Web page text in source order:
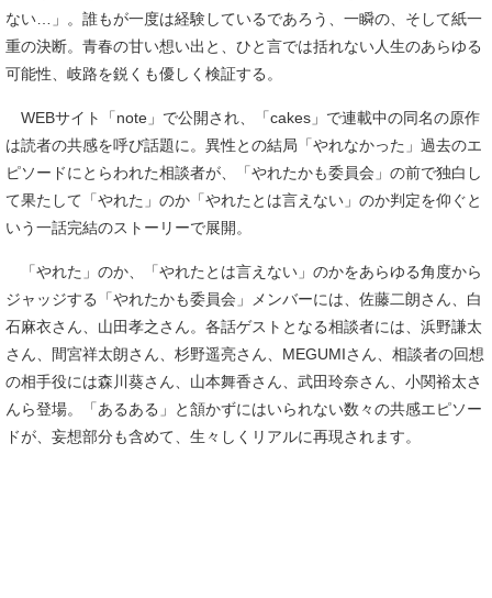
ない…」。誰もが一度は経験しているであろう、一瞬の、そして紙一
重の決断。青春の甘い想い出と、ひと言では括れない人生のあらゆる
可能性、岐路を鋭くも優しく検証する。
WEBサイト「note」で公開され、「cakes」で連載中の同名の原作
は読者の共感を呼び話題に。異性との結局「やれなかった」過去のエ
ピソードにとらわれた相談者が、「やれたかも委員会」の前で独白し
て果たして「やれた」のか「やれたとは言えない」のか判定を仰ぐと
いう一話完結のストーリーで展開。
「やれた」のか、「やれたとは言えない」のかをあらゆる角度から
ジャッジする「やれたかも委員会」メンバーには、佐藤二朗さん、白
石麻衣さん、山田孝之さん。各話ゲストとなる相談者には、浜野謙太
さん、間宮祥太朗さん、杉野遥亮さん、MEGUMIさん、相談者の回想
の相手役には森川葵さん、山本舞香さん、武田玲奈さん、小関裕太さ
んら登場。「あるある」と頷かずにはいられない数々の共感エピソー
ドが、妄想部分も含めて、生々しくリアルに再現されます。